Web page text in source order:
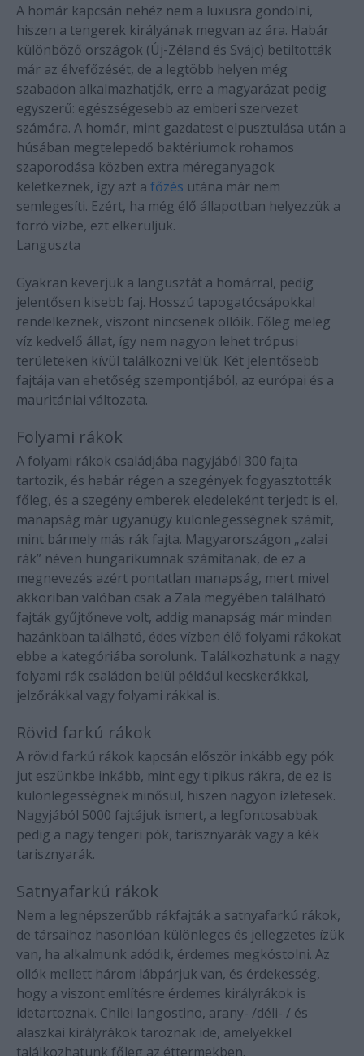
A homár kapcsán nehéz nem a luxusra gondolni,
hiszen a tengerek királyának megvan az ára. Habár
különböző országok (Új-Zéland és Svájc) betiltották
már az élvefőzését, de a legtöbb helyen még
szabadon alkalmazhatják, erre a magyarázat pedig
egyszerű: egészségesebb az emberi szervezet
számára. A homár, mint gazdatest elpusztulása után a
húsában megtelepedő baktériumok rohamos
szaporodása közben extra méreganyagok
keletkeznek, így azt a főzés utána már nem
semlegesíti. Ezért, ha még élő állapotban helyezzük a
forró vízbe, ezt elkerüljük.
Languszta
Gyakran keverjük a langusztát a homárral, pedig
jelentősen kisebb faj. Hosszú tapogatócsápokkal
rendelkeznek, viszont nincsenek ollóik. Főleg meleg
víz kedvelő állat, így nem nagyon lehet trópusi
területeken kívül találkozni velük. Két jelentősebb
fajtája van ehetőség szempontjából, az európai és a
mauritániai változata.
Folyami rákok
A folyami rákok családjába nagyjából 300 fajta
tartozik, és habár régen a szegények fogyasztották
főleg, és a szegény emberek eledeleként terjedt is el,
manapság már ugyanúgy különlegességnek számít,
mint bármely más rák fajta. Magyarországon „zalai
rák” néven hungarikumnak számítanak, de ez a
megnevezés azért pontatlan manapság, mert mivel
akkoriban valóban csak a Zala megyében található
fajták gyűjtőneve volt, addig manapság már minden
hazánkban található, édes vízben élő folyami rákokat
ebbe a kategóriába sorolunk. Találkozhatunk a nagy
folyami rák családon belül például kecskerákkal,
jelzőrákkal vagy folyami rákkal is.
Rövid farkú rákok
A rövid farkú rákok kapcsán először inkább egy pók
jut eszünkbe inkább, mint egy tipikus rákra, de ez is
különlegességnek minősül, hiszen nagyon ízletesek.
Nagyjából 5000 fajtájuk ismert, a legfontosabbak
pedig a nagy tengeri pók, tarisznyarák vagy a kék
tarisznyarák.
Satnyafarkú rákok
Nem a legnépszerűbb rákfajták a satnyafarkú rákok,
de társaihoz hasonlóan különleges és jellegzetes ízük
van, ha alkalmunk adódik, érdemes megkóstolni. Az
ollók mellett három lábpárjuk van, és érdekesség,
hogy a viszont említésre érdemes királyrákok is
idetartoznak. Chilei langostino, arany- /déli- / és
alaszkai királyrákok taroznak ide, amelyekkel
találkozhatunk főleg az éttermekben.